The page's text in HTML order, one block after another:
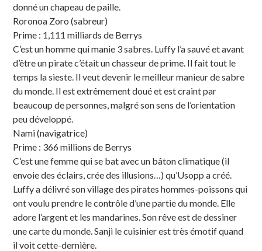
donné un chapeau de paille.
Roronoa Zoro (sabreur)
Prime : 1,111 milliards de Berrys
C’est un homme qui manie 3 sabres. Luffy l’a sauvé et avant
d’être un pirate c’était un chasseur de prime. Il fait tout le
temps la sieste. Il veut devenir le meilleur manieur de sabre
du monde. Il est extrêmement doué et est craint par
beaucoup de personnes, malgré son sens de l’orientation
peu développé.
Nami (navigatrice)
Prime : 366 millions de Berrys
C’est une femme qui se bat avec un bâton climatique (il
envoie des éclairs, crée des illusions…) qu’Usopp a créé.
Luffy a délivré son village des pirates hommes-poissons qui
ont voulu prendre le contrôle d’une partie du monde. Elle
adore l’argent et les mandarines. Son rêve est de dessiner
une carte du monde. Sanji le cuisinier est très émotif quand
il voit cette-dernière.